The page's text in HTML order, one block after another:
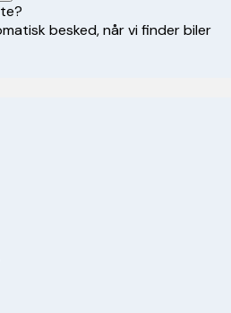
besked, når vi finder biler